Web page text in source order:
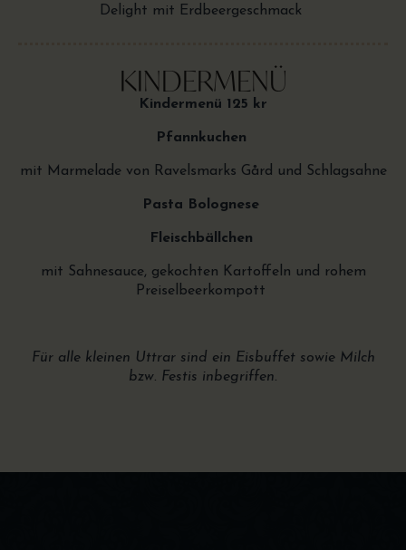
Delight mit Erdbeergeschmack
KINDERMENÜ
Kindermenü 125 kr
Pfannkuchen
mit Marmelade von Ravelsmarks Gård und Schlagsahne
Pasta Bolognese
Fleischbällchen
mit Sahnesauce, gekochten Kartoffeln und rohem
Preiselbeerkompott
Für alle kleinen Uttrar sind ein Eisbuffet sowie Milch
bzw. Festis inbegriffen.